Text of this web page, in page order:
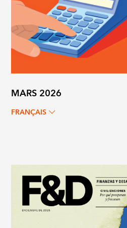
MARS 2026
FRANÇAIS